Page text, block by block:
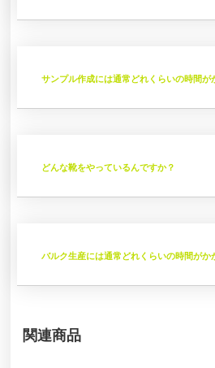
サンプル作成には通常どれくらいの時間が
どんな靴をやっているんですか？
バルク生産には通常どれくらいの時間がか
関連商品